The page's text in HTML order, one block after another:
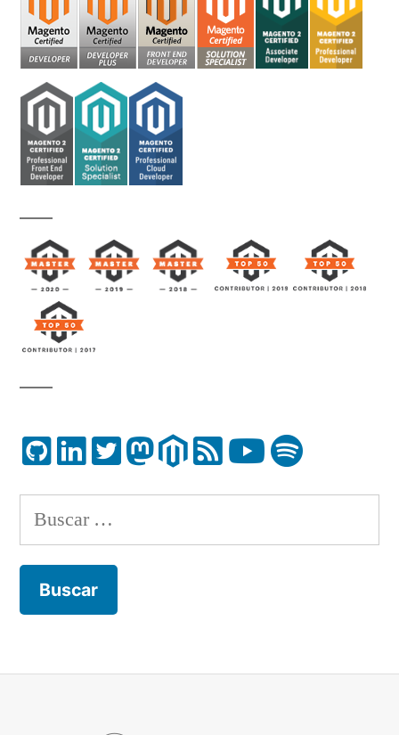
Buscar: